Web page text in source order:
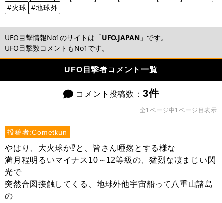
#火球
#地球外
UFO目撃情報No1のサイトは「UFO.JAPAN 」です。
UFO目撃数コメントもNo1です。
UFO目撃者コメント一覧
コメント投稿数： 3件
全1ページ中1ページ目表示
投稿者:Cometkun
やはり、大火球か⁉️と、皆さん唖然とする様な
満月程明るいマイナス10～12等級の、猛烈な凄まじい閃
光で
突然合図接触してくる、地球外他宇宙船って八重山諸島
の